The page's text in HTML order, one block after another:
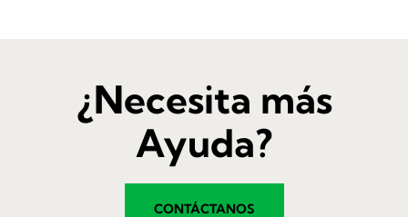
¿Necesita más
Ayuda?
CONTÁCTANOS